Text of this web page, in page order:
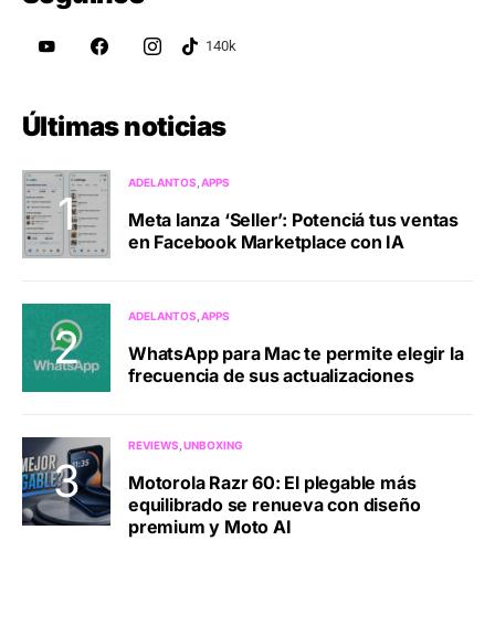
Últimas noticias
ADELANTOS APPS
Meta lanza ‘Seller’: Potenciá tus ventas
en Facebook Marketplace con IA
ADELANTOS APPS
WhatsApp para Mac te permite elegir la
frecuencia de sus actualizaciones
REVIEWS UNBOXING
Motorola Razr 60: El plegable más
equilibrado se renueva con diseño
premium y Moto AI